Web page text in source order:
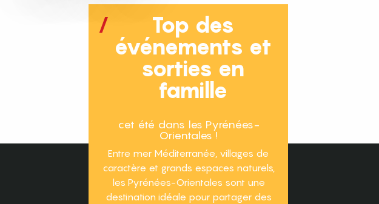
Top des
événements et
sorties en
famille
cet été dans les Pyrénées-
Orientales !
Entre mer Méditerranée, villages de
caractère et grands espaces naturels,
les Pyrénées-Orientales sont une
destination idéale pour partager des